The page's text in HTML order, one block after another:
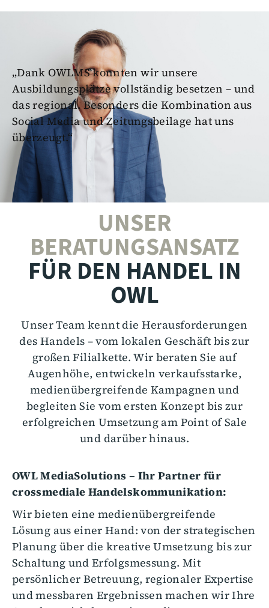
„Dank OWLMS konnten wir unsere
Ausbildungsplätze vollständig besetzen – und
das regional. Besonders die Kombination aus
Social Media und Zeitungsbeilage hat uns
überzeugt.“
UNSER
BERATUNGSANSATZ
FÜR DEN HANDEL IN
OWL
Unser Team kennt die Herausforderungen
des Handels – vom lokalen Geschäft bis zur
großen Filialkette. Wir beraten Sie auf
Augenhöhe, entwickeln verkaufsstarke,
medienübergreifende Kampagnen und
begleiten Sie vom ersten Konzept bis zur
erfolgreichen Umsetzung am Point of Sale
und darüber hinaus.
OWL MediaSolutions – Ihr Partner für
crossmediale Handelskommunikation:
Wir bieten eine medienübergreifende
Lösung aus einer Hand: von der strategischen
Planung über die kreative Umsetzung bis zur
Schaltung und Erfolgsmessung. Mit
persönlicher Betreuung, regionaler Expertise
und messbaren Ergebnissen machen wir Ihre